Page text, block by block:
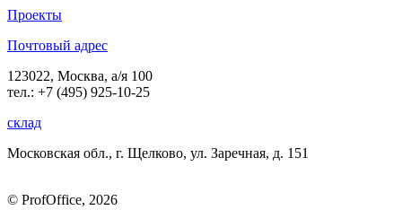
Проекты
Почтовый адрес
123022, Москва, а/я 100
тел.: +7 (495) 925-10-25
склад
Московская обл., г. Щелково, ул. Заречная, д. 151
© ProfOffice, 2026